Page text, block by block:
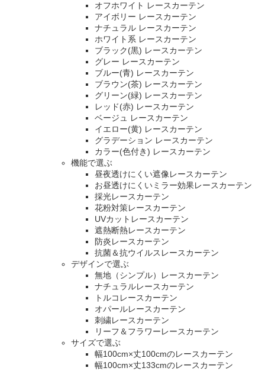
オフホワイト レースカーテン
アイボリー レースカーテン
ナチュラル レースカーテン
ホワイト系 レースカーテン
ブラック(黒) レースカーテン
グレー レースカーテン
ブルー(青) レースカーテン
ブラウン(茶) レースカーテン
グリーン(緑) レースカーテン
レッド(赤) レースカーテン
ベージュ レースカーテン
イエロー(黄) レースカーテン
グラデーション レースカーテン
カラー(色付き) レースカーテン
機能で選ぶ
昼夜透けにくい遮像レースカーテン
お昼透けにくいミラー効果レースカーテン
採光レースカーテン
花粉対策レースカーテン
UVカットレースカーテン
遮熱断熱レースカーテン
防炎レースカーテン
抗菌＆抗ウイルスレースカーテン
デザインで選ぶ
無地（シンプル）レースカーテン
ナチュラルレースカーテン
トルコレースカーテン
オパールレースカーテン
刺繍レースカーテン
リーフ＆フラワーレースカーテン
サイズで選ぶ
幅100cm×丈100cmのレースカーテン
幅100cm×丈133cmのレースカーテン